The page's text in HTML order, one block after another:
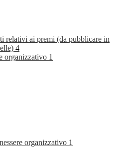
relativi ai premi (da pubblicare in
4
organizzativo 1
organizzativo 1